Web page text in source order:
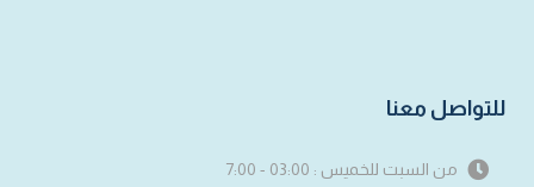
للتواصل معنا
من السبت للخميس : 03:00 - 7:00